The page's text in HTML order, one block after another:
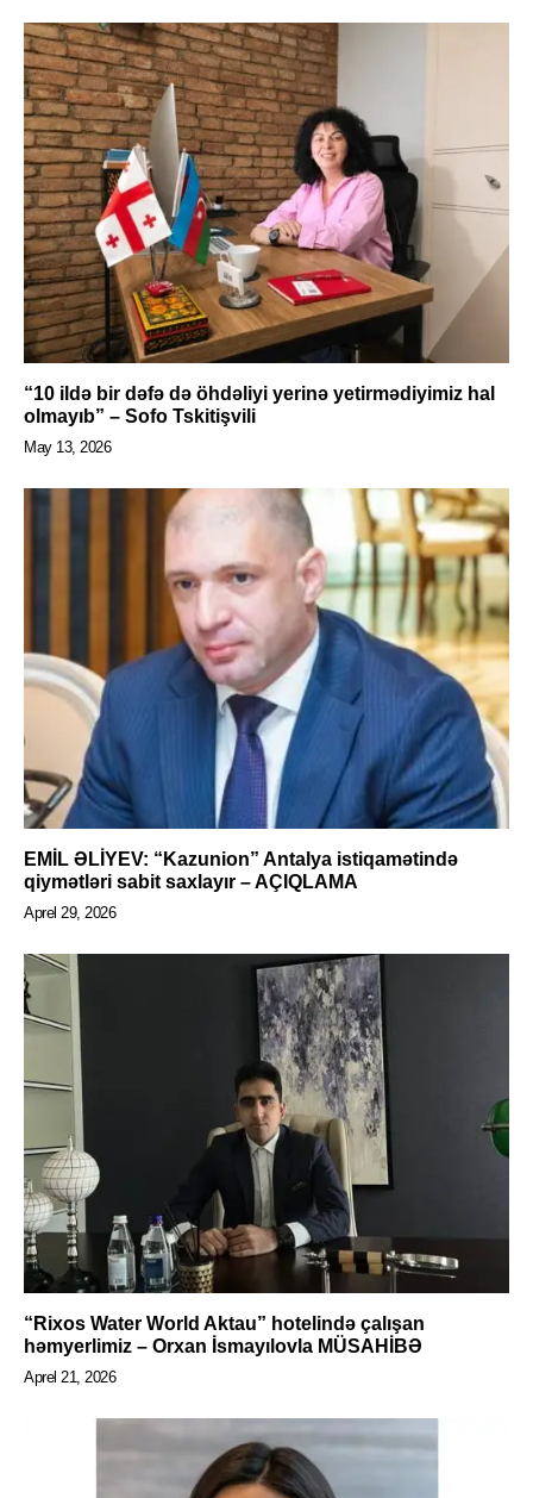
“10 ildə bir dəfə də öhdəliyi yerinə yetirmədiyimiz hal
olmayıb” – Sofo Tskitişvili
May 13, 2026
EMİL ƏLİYEV: “Kazunion” Antalya istiqamətində
qiymətləri sabit saxlayır – AÇIQLAMA
Aprel 29, 2026
“Rixos Water World Aktau” hotelində çalışan
həmyerlimiz – Orxan İsmayılovla MÜSAHİBƏ
Aprel 21, 2026